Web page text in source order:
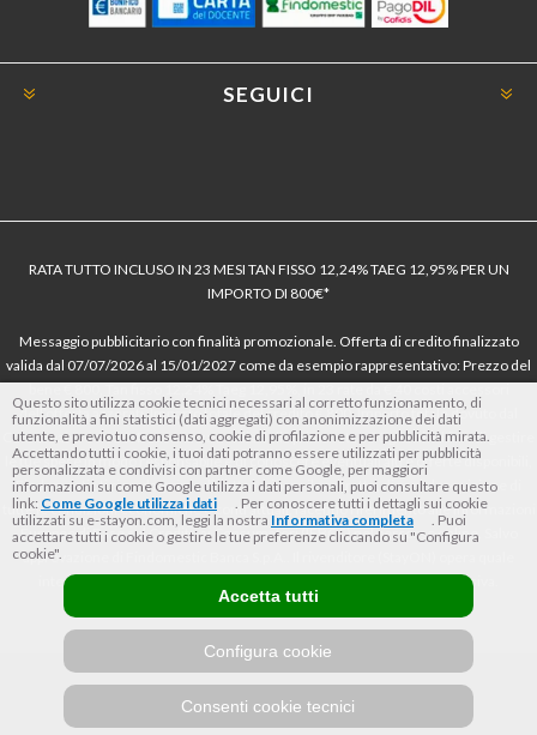
SEGUICI
RATA TUTTO INCLUSO IN 23 MESI TAN FISSO 12,24% TAEG 12,95% PER UN
IMPORTO DI 800€*
Messaggio pubblicitario con finalità promozionale. Offerta di credito finalizzato
valida dal 07/07/2026 al 15/01/2027 come da esempio rappresentativo: Prezzo del
dell’offerta azzerati. Importo totale del credito € 800. Importo totale dovuto dal
Consumatore € 920. Decorrenza media della prima rata a 90 giorni. Al fine di gestire
le tue spese in modo responsabile e di conoscere eventuali altre offerte disponibili,
Findomestic ti ricorda, prima di sottoscrivere il contratto, di prendere visione di
tutte le condizioni economiche e contrattuali, facendo riferimento alle Informazioni
Europee di Base sul Credito ai Consumatori (IEBCC) nel percorso online. Salvo
approvazione di Findomestic Banca S.p.A.. Il rivenditore (StayON) opera quale
intermediario del credito per Findomestic Banca S.p.A., non in esclusiva.
Questo sito utilizza cookie tecnici necessari al corretto funzionamento, di
funzionalità a fini statistici (dati aggregati) con anonimizzazione dei dati
utente, e previo tuo consenso, cookie di profilazione e per pubblicità mirata.
Accettando tutti i cookie, i tuoi dati potranno essere utilizzati per pubblicità
personalizzata e condivisi con partner come Google, per maggiori
informazioni su come Google utilizza i dati personali, puoi consultare questo
link: Come Google utilizza i dati
. Per conoscere tutti i dettagli sui cookie
utilizzati su e-stayon.com, leggi la nostra Informativa completa
. Puoi
accettare tutti i cookie o gestire le tue preferenze cliccando su "Configura
cookie".
Consenti cookie tecnici
Configura cookie
Accetta tutti